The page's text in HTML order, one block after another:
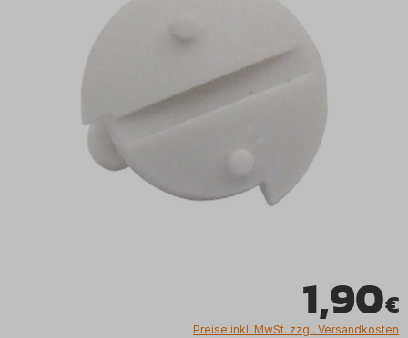
1,90
Preise inkl. MwSt. zzgl. Versandkosten